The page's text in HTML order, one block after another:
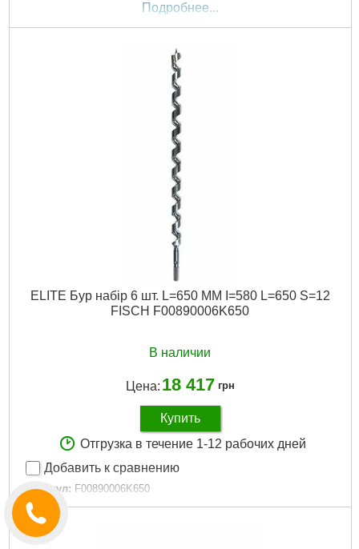
Подробнее...
ELITE Бур набір 6 шт. L=650 MM I=580 L=650 S=12
FISCH F00890006K650
В наличии
Цена: 18 417 грн
Купить
Отгрузка в течение 1-12 рабочих дней
Добавить к сравнению
Артикул: F00890006K650
Код товара: 30.19.48